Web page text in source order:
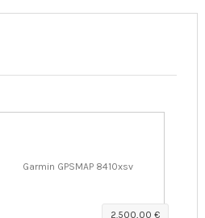
Garmin GPSMAP 8410xsv
2.500,00 €